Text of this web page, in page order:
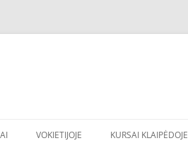
VOKIETIJOJE KURSAI KLAIPĖDOJE